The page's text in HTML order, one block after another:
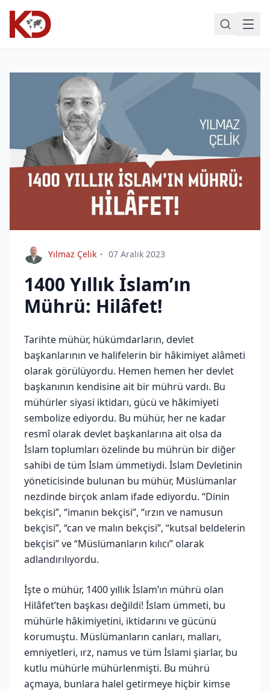
Yılmaz Çelik 07 Aralık 2023
1400 Yıllık İslam’ın
Mührü: Hilâfet!
Tarihte mühür, hükümdarların, devlet
başkanlarının ve halifelerin bir hâkimiyet alâmeti
olarak görülüyordu. Hemen hemen her devlet
başkanının kendisine ait bir mührü vardı. Bu
mühürler siyasi iktidarı, gücü ve hâkimiyeti
sembolize ediyordu. Bu mühür, her ne kadar
resmî olarak devlet başkanlarına ait olsa da
İslam toplumları özelinde bu mührün bir diğer
sahibi de tüm İslam ümmetiydi. İslam Devletinin
yöneticisinde bulunan bu mühür, Müslümanlar
nezdinde birçok anlam ifade ediyordu. “Dinin
bekçisi”, “imanın bekçisi”, “ırzın ve namusun
bekçisi”, “can ve malın bekçisi”, “kutsal beldelerin
bekçisi” ve “Müslümanların kılıcı” olarak
adlandırılıyordu.
İşte o mühür, 1400 yıllık İslam’ın mührü olan
Hilâfet’ten başkası değildi! İslam ümmeti, bu
mühürle hâkimiyetini, iktidarını ve gücünü
korumuştu. Müslümanların canları, malları,
emniyetleri, ırz, namus ve tüm İslami şiarlar, bu
kutlu mühürle mühürlenmişti. Bu mührü
açmaya, bunlara halel getirmeye hiçbir kimse